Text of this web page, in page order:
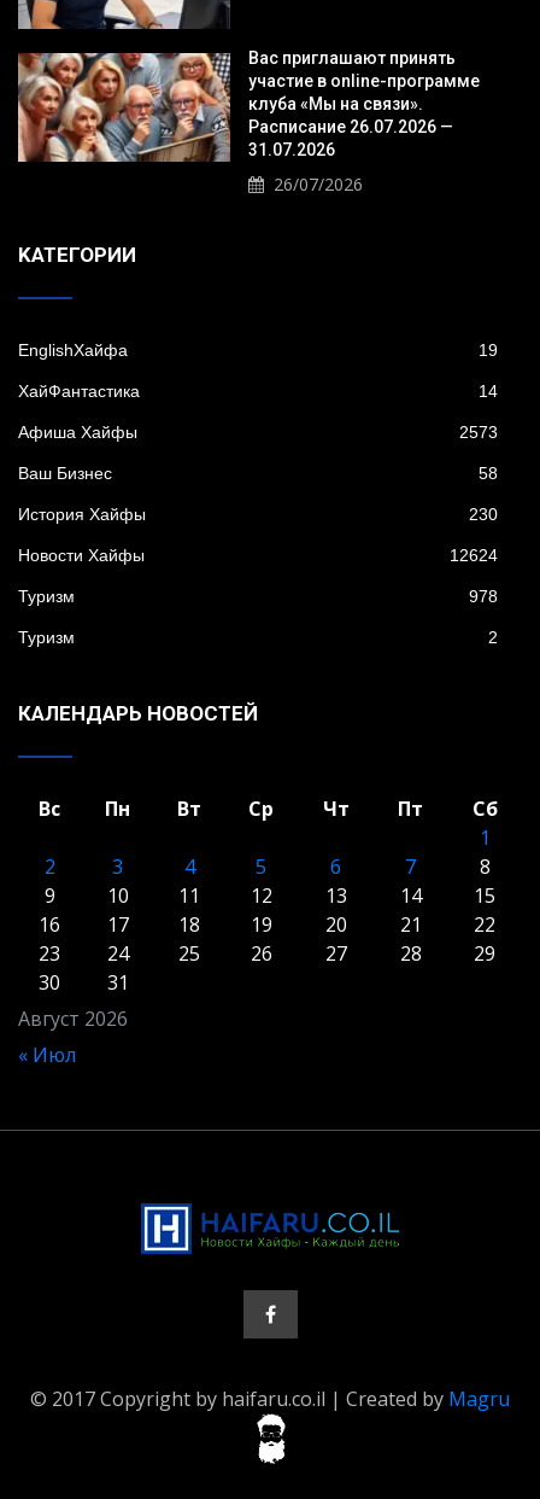
Вас приглашают принять
участие в online-программе
клуба «Мы на связи».
Расписание 26.07.2026 —
31.07.2026
26/07/2026
KАТЕГОРИИ
EnglishХайфа 19
XайФантастика 14
Афиша Хайфы 2573
Ваш Бизнес 58
История Хайфы 230
Новости Хайфы 12624
Туризм 978
Туризм 2
КАЛЕНДАРЬ НОВОСТЕЙ
Август 2026
Вс Пн Вт Ср Чт Пт
Сб
1
2
3 4 5 6 7
8
9
10 11 12 13 14
15
16
17 18 19 20 21
22
23
24 25 26 27 28
29
30
31
« Июл
© 2017 Copyright by haifaru.co.il | Created by Magru